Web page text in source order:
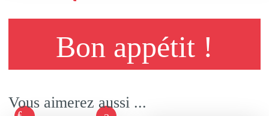
Bon appétit !
Vous aimerez aussi ...